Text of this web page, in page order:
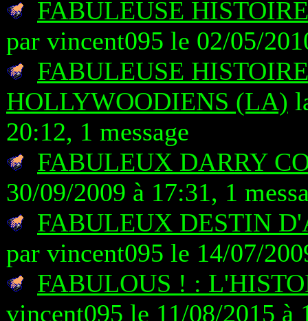
FABULEUSE
par vincent095 le 02/05/
FABULEUSE
HOLLYWOODIENS (LA)
20:12, 1 message
FABULEUX DARRY
30/09/2009 à 17:31, 1
FABULEUX DESTIN
par vincent095 le 14/07/
FABULOUS ! :
vincent095 le 11/08/2015 à